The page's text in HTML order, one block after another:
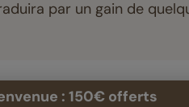
par un gain de
: 150€ offerts